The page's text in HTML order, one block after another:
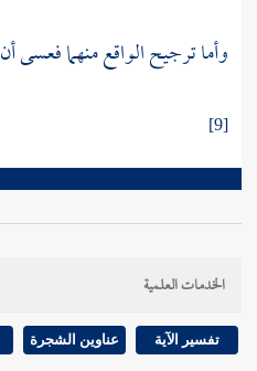
وأما ترجيح الواقع منهما فعسى
[9]
الخدمات العلمية
تفسير الآية عناوين الشجرة